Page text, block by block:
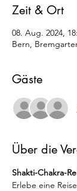
Zeit & Ort
08. Aug. 2024,
Bern,
Gäste
Über die
Shakti-Chakra-
Erlebe eine